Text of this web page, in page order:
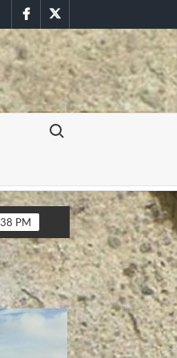
FacebookTwitter
Buscar:
estudiantil por feminicidios
estudiantil por feminicidios
PM